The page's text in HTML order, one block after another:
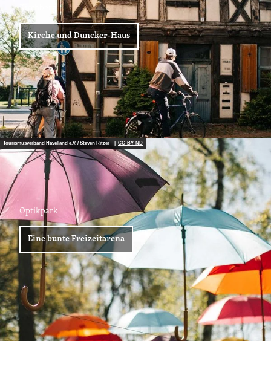
Kirchberg
Kirche und Duncker-Haus
Tourismusverband Havelland e.V. / Steven Ritzer | CC-BY-ND
Optikpark
Eine bunte Freizeitarena